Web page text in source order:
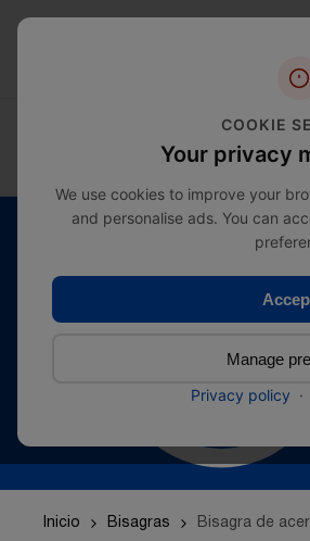
EXPLORAR CATEGORÍAS
Inicio Bisagras Bisagra de
COOKIE
Your privacy
We use cookies to improve your
and personalise ads. You can
Manage
Privacy policy ·